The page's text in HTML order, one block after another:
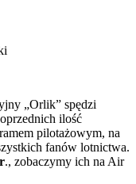
„Orlik” spędzi
ilość
pilotażowym, na
fanów lotnictwa.
., zobaczymy ich na Air